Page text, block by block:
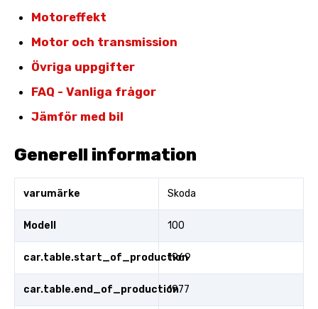
Motoreffekt
Motor och transmission
Övriga uppgifter
FAQ - Vanliga frågor
Jämför med bil
Generell information
varumärke Skoda
Modell 100
car.table.start_of_production
1969
car.table.end_of_production1977